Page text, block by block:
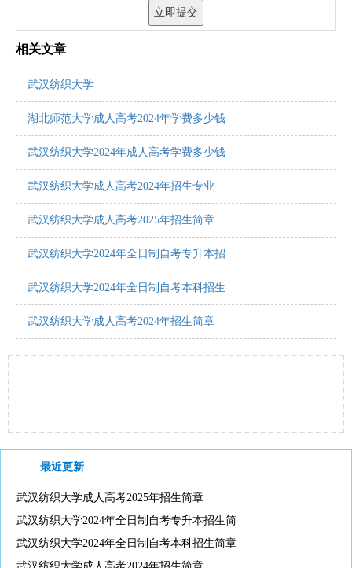
相关文章
武汉纺织大学
湖北师范大学成人高考2024年学费多少钱
武汉纺织大学2024年成人高考学费多少钱
武汉纺织大学成人高考2024年招生专业
武汉纺织大学成人高考2025年招生简章
武汉纺织大学2024年全日制自考专升本招
武汉纺织大学2024年全日制自考本科招生
武汉纺织大学成人高考2024年招生简章
最近更新
武汉纺织大学成人高考2025年招生简章
武汉纺织大学2024年全日制自考专升本招生简
武汉纺织大学2024年全日制自考本科招生简章